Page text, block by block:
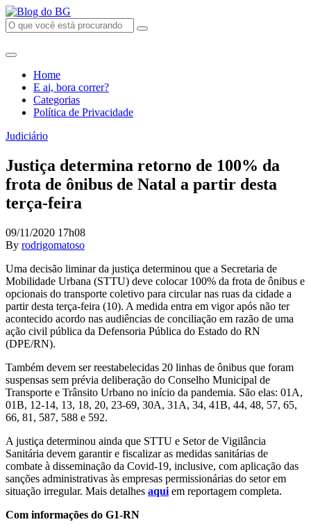
Home
E ai, bora correr?
Categorias
Política de Privacidade
Judiciário
Justiça determina retorno de 100% da
frota de ônibus de Natal a partir desta
terça-feira
09/11/2020 17h08
By rodrigomatoso
Uma decisão liminar da justiça determinou que a Secretaria de
Mobilidade Urbana (STTU) deve colocar 100% da frota de ônibus e
opcionais do transporte coletivo para circular nas ruas da cidade a
partir desta terça-feira (10). A medida entra em vigor após não ter
acontecido acordo nas audiências de conciliação em razão de uma
ação civil pública da Defensoria Pública do Estado do RN
(DPE/RN).
Também devem ser reestabelecidas 20 linhas de ônibus que foram
suspensas sem prévia deliberação do Conselho Municipal de
Transporte e Trânsito Urbano no início da pandemia. São elas: 01A,
01B, 12-14, 13, 18, 20, 23-69, 30A, 31A, 34, 41B, 44, 48, 57, 65,
66, 81, 587, 588 e 592.
A justiça determinou ainda que STTU e Setor de Vigilância
Sanitária devem garantir e fiscalizar as medidas sanitárias de
combate à disseminação da Covid-19, inclusive, com aplicação das
sanções administrativas às empresas permissionárias do setor em
situação irregular. Mais detalhes aqui em reportagem completa.
Com informações do G1-RN